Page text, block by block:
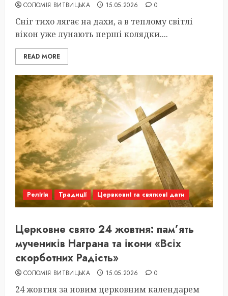
СОЛОМІЯ ВИТВИЦЬКА 15.05.2026 0
Сніг тихо лягає на дахи, а в теплому світлі
вікон уже лунають перші колядки....
READ MORE
Релігія Традиції Цервковні та святкові дати
Церковне свято 24 жовтня: пам’ять
мучеників Награна та ікони «Всіх
скорботних Радість»
СОЛОМІЯ ВИТВИЦЬКА 15.05.2026 0
24 жовтня за новим церковним календарем